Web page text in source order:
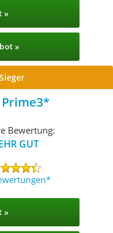
»
»
Bewertung:
GUT
»